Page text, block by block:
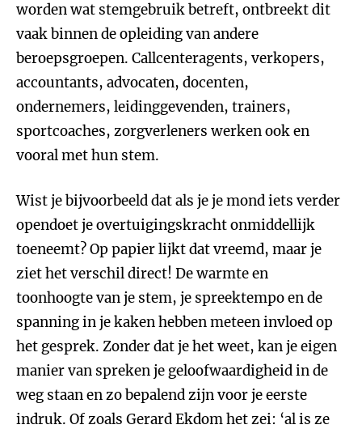
worden wat stemgebruik betreft, ontbreekt dit
vaak binnen de opleiding van andere
beroepsgroepen. Callcenteragents, verkopers,
accountants, advocaten, docenten,
ondernemers, leidinggevenden, trainers,
sportcoaches, zorgverleners werken ook en
vooral met hun stem.
Wist je bijvoorbeeld dat als je je mond iets verder
opendoet je overtuigingskracht onmiddellijk
toeneemt? Op papier lijkt dat vreemd, maar je
ziet het verschil direct! De warmte en
toonhoogte van je stem, je spreektempo en de
spanning in je kaken hebben meteen invloed op
het gesprek. Zonder dat je het weet, kan je eigen
manier van spreken je geloofwaardigheid in de
weg staan en zo bepalend zijn voor je eerste
indruk. Of zoals Gerard Ekdom het zei: ‘al is ze